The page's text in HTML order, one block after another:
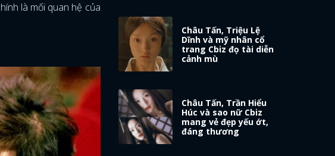
là mối quan hệ của
Châu Tấn, Triệu Lệ
Dĩnh và mỹ nhân cổ
trang Cbiz đọ tài diễn
cảnh mù
Châu Tấn, Trần Hiểu
Húc và sao nữ Cbiz
mang vẻ đẹp yếu ớt,
đáng thương